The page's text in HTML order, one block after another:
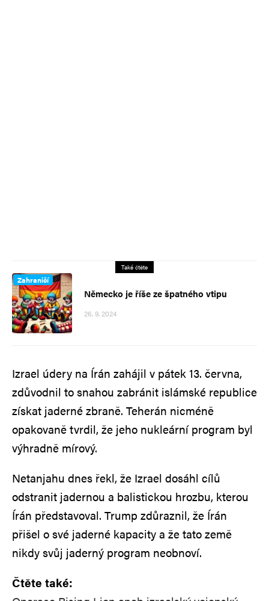
Také čtěte
Zahraničí
Německo je říše ze špatného vtipu
26. 9. 2024
Izrael údery na Írán zahájil v pátek 13. června,
zdůvodnil to snahou zabránit islámské republice
získat jaderné zbraně. Teherán nicméně
opakovaně tvrdil, že jeho nukleární program byl
výhradně mírový.
Netanjahu dnes řekl, že Izrael dosáhl cílů
odstranit jadernou a balistickou hrozbu, kterou
Írán představoval. Trump zdůraznil, že Írán
přišel o své jaderné kapacity a že tato země
nikdy svůj jaderný program neobnoví.
Čtěte také: